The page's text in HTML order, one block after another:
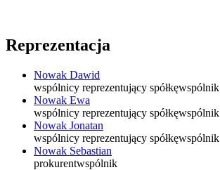
Reprezentacja
Nowak Dawid
wspólnicy reprezentujący spółkęwspólnik
Nowak Ewa
wspólnicy reprezentujący spółkęwspólnik
Nowak Jonatan
wspólnicy reprezentujący spółkęwspólnik
Nowak Sebastian
prokurentwspólnik